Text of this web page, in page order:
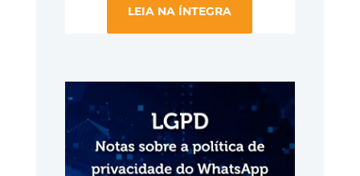
LEIA NA ÍNTEGRA